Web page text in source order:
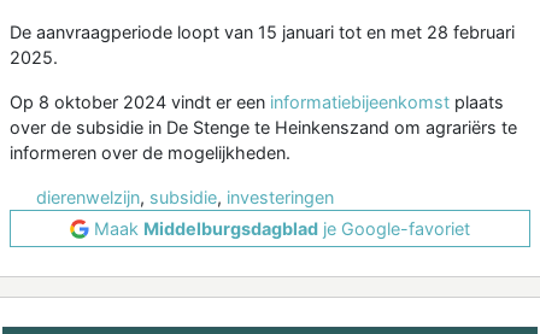
De aanvraagperiode loopt van 15 januari tot en met 28 februari
2025.
Op 8 oktober 2024 vindt er een informatiebijeenkomst plaats
over de subsidie in De Stenge te Heinkenszand om agrariërs te
informeren over de mogelijkheden.
dierenwelzijn, subsidie, investeringen
Maak Middelburgsdagblad je Google-favoriet